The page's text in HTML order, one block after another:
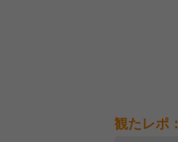
観たレポ：